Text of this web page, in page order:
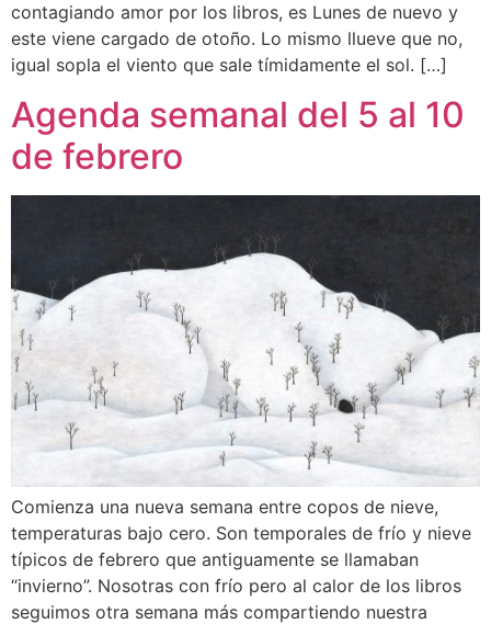
contagiando amor por los libros, es Lunes de nuevo y
este viene cargado de otoño. Lo mismo llueve que no,
igual sopla el viento que sale tímidamente el sol. […]
Agenda semanal del 5 al 10
de febrero
Comienza una nueva semana entre copos de nieve,
temperaturas bajo cero. Son temporales de frío y nieve
típicos de febrero que antiguamente se llamaban
“invierno”. Nosotras con frío pero al calor de los libros
seguimos otra semana más compartiendo nuestra